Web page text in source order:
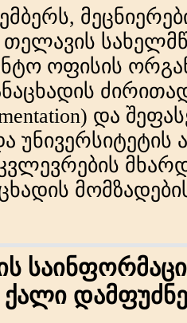
თელავის
ოფისის
და
ქალი